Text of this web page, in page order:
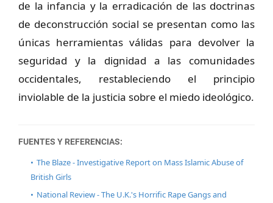
de la infancia y la erradicación de las doctrinas
de deconstrucción social se presentan como las
únicas herramientas válidas para devolver la
seguridad y la dignidad a las comunidades
occidentales, restableciendo el principio
inviolable de la justicia sobre el miedo ideológico.
FUENTES Y REFERENCIAS:
The Blaze - Investigative Report on Mass Islamic Abuse of
British Girls
National Review - The U.K.'s Horrific Rape Gangs and